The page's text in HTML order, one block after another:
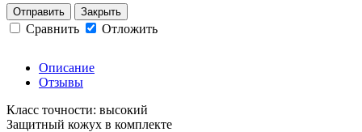
Отправить Закрыть
Сравнить Отложить
Описание
Отзывы
Класс точности: высокий
Защитный кожух в комплекте